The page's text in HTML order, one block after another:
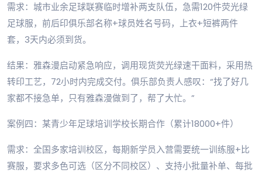
需求：城市业余足球联赛临时增补两支队伍，急需120件荧光绿
足球服，前后印俱乐部名称+球员姓名号码，上衣+短裤两件
套，3天内必须到货。
结果：雅森漫启动紧急响应，调用现货荧光绿速干面料，采用热
转印工艺，72小时内完成交付。俱乐部负责人感叹：“找了好几
家都不接急单，只有雅森漫做到了，帮了大忙。”
案例四：某青少年足球培训学校长期合作（累计18000+件）
需求：全国多家培训校区，每期新学员入营需要统一训练服+比
赛服，要求多色可选（区分不同校区）、支持小批量补单、每批